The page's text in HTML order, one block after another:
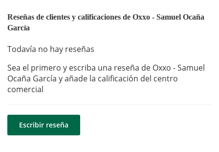
Reseñas de clientes y calificaciones de Oxxo - Samuel Ocaña
García
Todavía no hay reseñas
Sea el primero y escriba una reseña de Oxxo - Samuel
Ocaña García y añade la calificación del centro
comercial
Escribir reseña